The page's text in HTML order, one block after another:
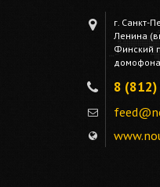
г. Санкт-
Ленина
Финский
8